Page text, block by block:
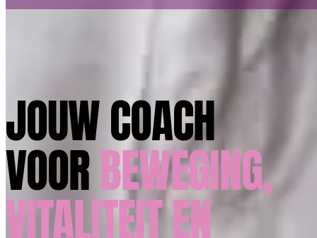
JOUW COACH
VOORBEWEGING,
VITALITEIT EN